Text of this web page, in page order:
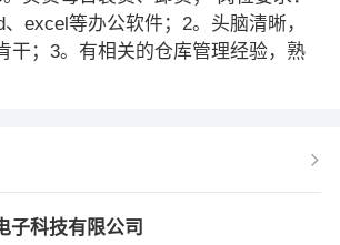
excel等办公软件；2。头脑清晰，
干；3。有相关的仓库管理经验，熟
子科技有限公司